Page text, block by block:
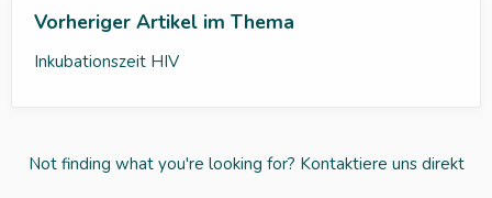
Vorheriger Artikel im Thema
Inkubationszeit HIV
Not finding what you're looking for? Kontaktiere uns direkt